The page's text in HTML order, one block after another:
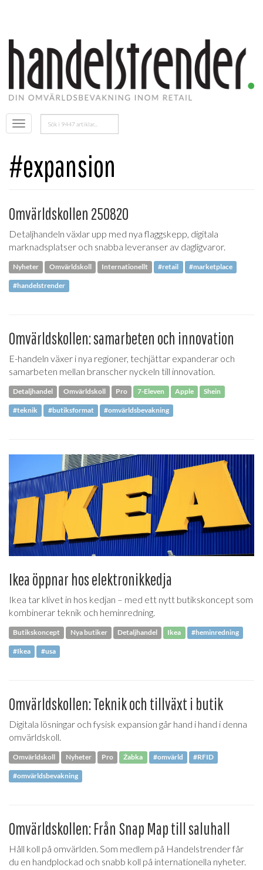
Öppna
menyn
Sök
efter:
#expansion
Omvärldskollen 250820
Detaljhandeln växlar upp med nya flaggskepp, digitala
marknadsplatser och snabba leveranser av dagligvaror.
Nyheter Omvärldskoll Internationellt #retail #marketplace
#handelstrender
Omvärldskollen: samarbeten och innovation
E-handeln växer i nya regioner, techjättar expanderar och
samarbeten mellan branscher nyckeln till innovation.
Detaljhandel Omvärldskoll Pro 7-Eleven Apple Shein
#teknik #butiksformat #omvärldsbevakning
Ikea öppnar hos elektronikkedja
Ikea tar klivet in hos kedjan – med ett nytt butikskoncept som
kombinerar teknik och heminredning.
Butikskoncept Nya butiker Detaljhandel Ikea #heminredning
#Ikea #usa
Omvärldskollen: Teknik och tillväxt i butik
Digitala lösningar och fysisk expansion går hand i hand i denna
omvärldskoll.
Omvärldskoll Nyheter Pro Żabka #omvärld #RFID
#omvärldsbevakning
Omvärldskollen: Från Snap Map till saluhall
Håll koll på omvärlden. Som medlem på Handelstrender får
du en handplockad och snabb koll på internationella nyheter.